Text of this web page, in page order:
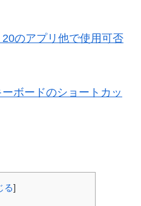
のアプリ他で使用可否
ボードのショートカッ
る]